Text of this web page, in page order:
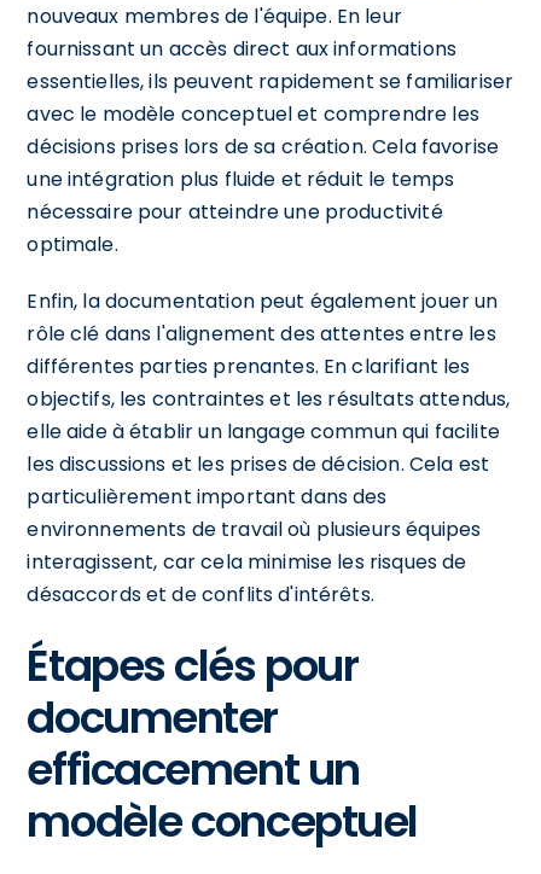
nouveaux membres de l'équipe. En leur
fournissant un accès direct aux informations
essentielles, ils peuvent rapidement se familiariser
avec le modèle conceptuel et comprendre les
décisions prises lors de sa création. Cela favorise
une intégration plus fluide et réduit le temps
nécessaire pour atteindre une productivité
optimale.
Enfin, la documentation peut également jouer un
rôle clé dans l'alignement des attentes entre les
différentes parties prenantes. En clarifiant les
objectifs, les contraintes et les résultats attendus,
elle aide à établir un langage commun qui facilite
les discussions et les prises de décision. Cela est
particulièrement important dans des
environnements de travail où plusieurs équipes
interagissent, car cela minimise les risques de
désaccords et de conflits d'intérêts.
Étapes clés pour
documenter
efficacement un
modèle conceptuel